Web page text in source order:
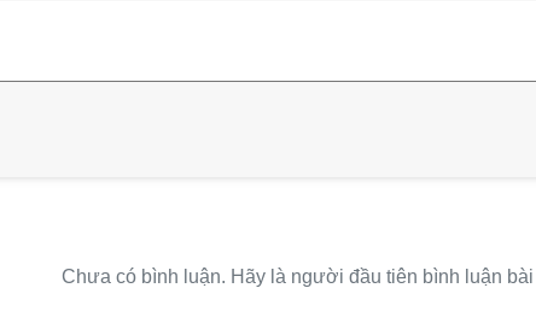
Chưa có bình luận. Hãy là người đầu tiên bình luận bài